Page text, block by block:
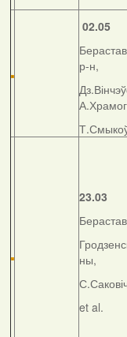
02.05
р-н,
23.03
ны,
et al.